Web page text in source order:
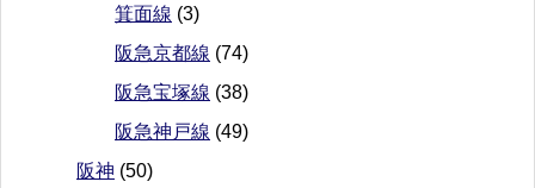
箕面線 (3)
阪急京都線 (74)
阪急宝塚線 (38)
阪急神戸線 (49)
阪神 (50)